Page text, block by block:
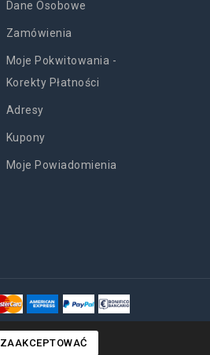
Dane Osobowe
Zamówienia
Moje Pokwitowania -
Korekty Płatności
Adresy
Kupony
Moje Powiadomienia
ZAAKCEPTOWAĆ